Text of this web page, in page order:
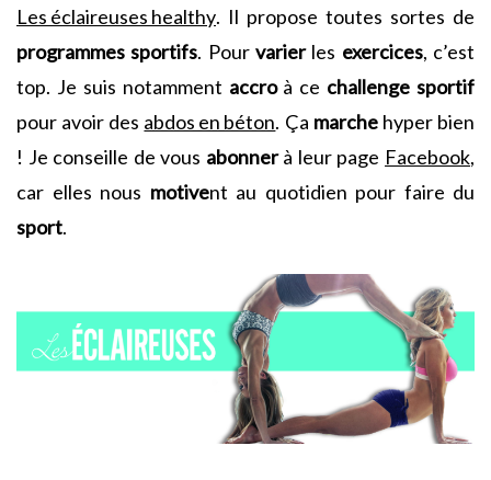
Les éclaireuses healthy. Il propose toutes sortes de
programmes sportifs. Pourvarierles exercices, c’est
top. Je suis notamment accroà ce challenge sportif
pour avoir des abdos en béton. Ça marchehyper bien
! Je conseille de vous abonnerà leur page Facebook,
car elles nous motivent au quotidien pour faire du
sport.